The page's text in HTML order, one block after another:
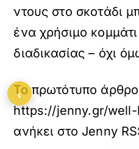
ντους στο σκοτάδι
ένα χρήσιμο
διαδικασίας – όχι
Το πρωτότυπο άρθρο
https://jenny.gr/
ανήκει στο Jenny
‹